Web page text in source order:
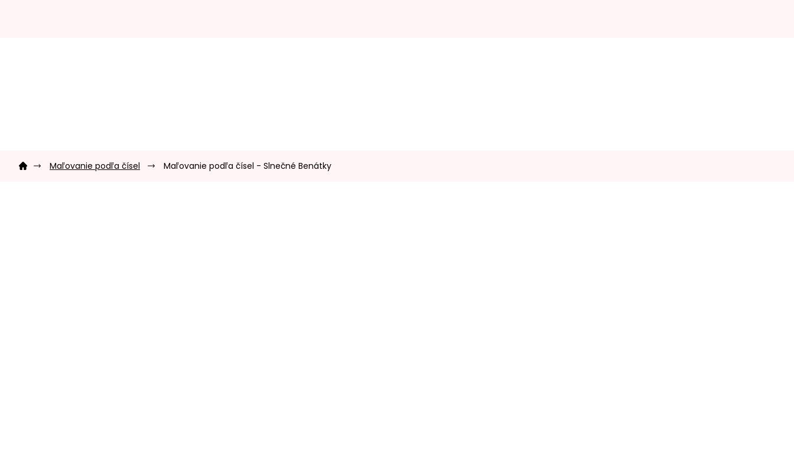
Domov Maľovanie podľa čísel Maľovanie podľa čísel - Slnečné Benátky